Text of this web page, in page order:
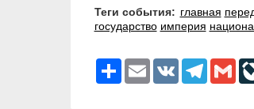
Теги события: главная
государство империя
РесурсEmail VK Telegram